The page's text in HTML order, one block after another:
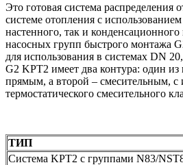
Это готовая система распределения
системе отопления с
настенного, так и конденсационного
насосных групп быстрого монтажа
для использования в системах DN
G2 KPT2 имеет два контура: один из
прямым, а второй – смесительным, с
термостатического смесительного
ТИП
Система KPT2 с группами N83/